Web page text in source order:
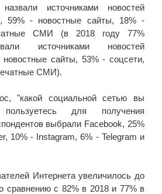
источниками новостей
59% - новостные сайты, 18% -
СМИ (в 2018 году 77%
источниками новостей
сайты, 53% - соцсети,
СМИ).
"какой социальной сетью вы
пользуетесь для получения
выбрали Facebook, 25%
10% - Instagram, 6% - Telegram и
Интернета увеличилось до
сравнению с 82% в 2018 и 77% в